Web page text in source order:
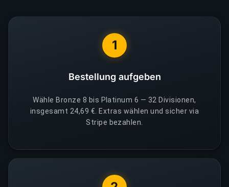
1
Bestellung aufgeben
Wähle Bronze 8 bis Platinum 6 — 32 Divisionen,
insgesamt 24,69 €. Extras wählen und sicher via
Stripe bezahlen.